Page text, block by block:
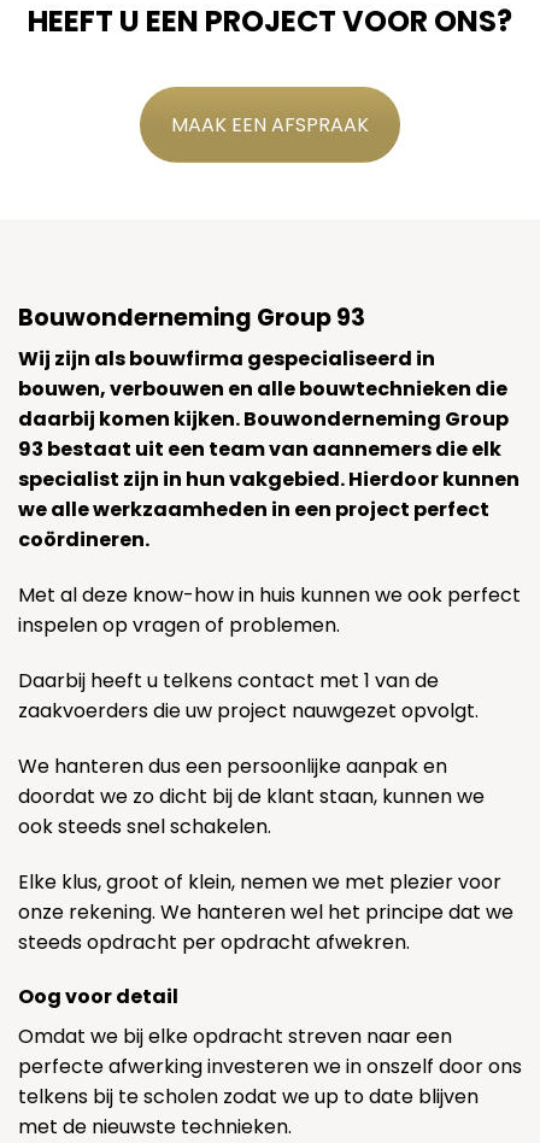
HEEFT U EEN PROJECT VOOR ONS?
MAAK EEN AFSPRAAK
Bouwonderneming Group 93
Wij zijn als bouwfirma gespecialiseerd in
bouwen, verbouwen en alle bouwtechnieken die
daarbij komen kijken. Bouwonderneming Group
93 bestaat uit een team van aannemers die elk
specialist zijn in hun vakgebied. Hierdoor kunnen
we alle werkzaamheden in een project perfect
coördineren.
Met al deze know-how in huis kunnen we ook perfect
inspelen op vragen of problemen.
Daarbij heeft u telkens contact met 1 van de
zaakvoerders die uw project nauwgezet opvolgt.
We hanteren dus een persoonlijke aanpak en
doordat we zo dicht bij de klant staan, kunnen we
ook steeds snel schakelen.
Elke klus, groot of klein, nemen we met plezier voor
onze rekening. We hanteren wel het principe dat we
steeds opdracht per opdracht afwekren.
Oog voor detail
Omdat we bij elke opdracht streven naar een
perfecte afwerking investeren we in onszelf door ons
telkens bij te scholen zodat we up to date blijven
met de nieuwste technieken.